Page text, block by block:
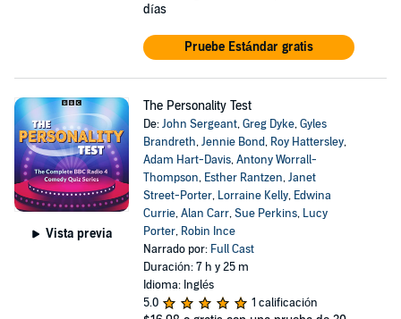
días
Pruebe Estándar gratis
Vista previa
The Personality Test
De:John Sergeant,Greg Dyke,Gyles
Brandreth,Jennie Bond, Roy Hattersley,
Adam Hart-Davis,Antony Worrall-
Thompson, Esther Rantzen,Janet
Street-Porter, Lorraine Kelly, Edwina
Currie,Alan Carr,Sue Perkins, Lucy
Porter, Robin Ince
Narrado por: Full Cast
Duración: 7 h y 25 m
Idioma: Inglés
5.0
1 calificación